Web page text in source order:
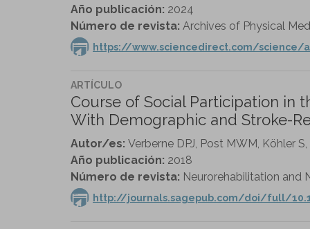
Año publicación: 2024
Número de revista: Archives of Physical
https://www.sciencedirect.com/science/
ARTÍCULO
Course of Social Participation in
With Demographic and Stroke-
Autor/es: Verberne DPJ, Post MWM, Köhler
Año publicación: 2018
Número de revista: Neurorehabilitation and
http://journals.sagepub.com/doi/full/